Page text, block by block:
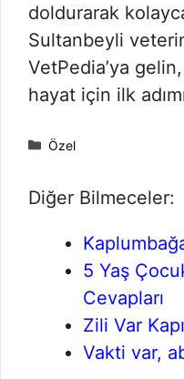
doldurarak
Sultanbeyli
VetPedia’ya
hayat için ilk
Kategoriler
Özel
Diğer Bilmeceler:
5 Yaş
Cevapları
Zili Var
Vakti var,